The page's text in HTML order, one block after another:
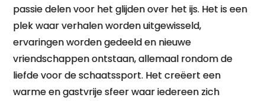
passie delen voor het glijden over het ijs. Het is een
plek waar verhalen worden uitgewisseld,
ervaringen worden gedeeld en nieuwe
vriendschappen ontstaan, allemaal rondom de
liefde voor de schaatssport. Het creëert een
warme en gastvrije sfeer waar iedereen zich